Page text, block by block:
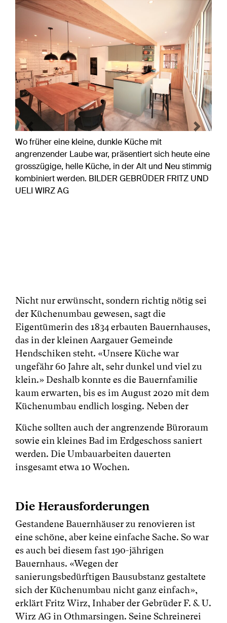
Wo früher eine kleine, dunkle Küche mit
angrenzender Laube war, präsentiert sich heute eine
grosszügige, helle Küche, in der Alt und Neu stimmig
kombiniert werden. BILDER GEBRÜDER FRITZ UND
UELI WIRZ AG
Previous Next
Nicht nur erwünscht, sondern richtig nötig sei
der Küchenumbau gewesen, sagt die
Eigentümerin des 1834 erbauten Bauernhauses,
das in der kleinen Aargauer Gemeinde
Hendschiken steht. «Unsere Küche war
ungefähr 60 Jahre alt, sehr dunkel und viel zu
klein.» Deshalb konnte es die Bauernfamilie
kaum erwarten, bis es im August 2020 mit dem
Küchenumbau endlich losging. Neben der
Küche sollten auch der angrenzende Büroraum
sowie ein kleines Bad im Erdgeschoss saniert
werden. Die Umbauarbeiten dauerten
insgesamt etwa 10 Wochen.
Die Herausforderungen
Gestandene Bauernhäuser zu renovieren ist
eine schöne, aber keine einfache Sache. So war
es auch bei diesem fast 190-jährigen
Bauernhaus. «Wegen der
sanierungsbedürftigen Bausubstanz gestaltete
sich der Küchenumbau nicht ganz einfach»,
erklärt Fritz Wirz, Inhaber der Gebrüder F. & U.
Wirz AG in Othmarsingen. Seine Schreinerei